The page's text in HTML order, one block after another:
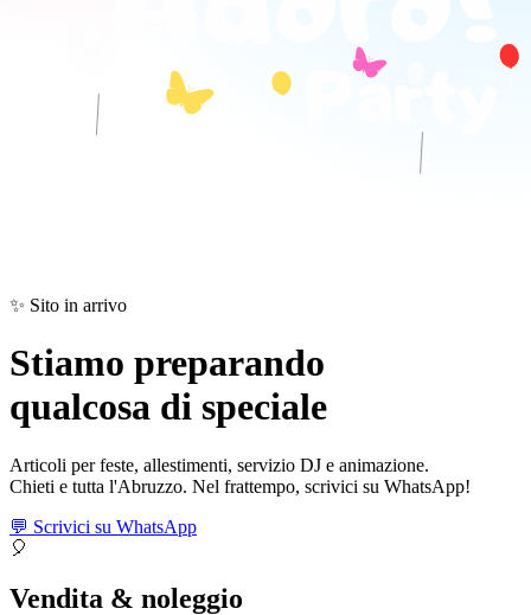
✨ Sito in arrivo
Stiamo preparando
qualcosa di speciale
Articoli per feste, allestimenti, servizio DJ e animazione.
Chieti e tutta l'Abruzzo. Nel frattempo, scrivici su WhatsApp!
💬 Scrivici su WhatsApp
🎈
Vendita & noleggio